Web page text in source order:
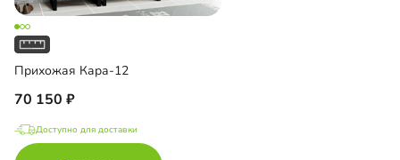
Прихожая Кара-12
70 150
Доступно для доставки